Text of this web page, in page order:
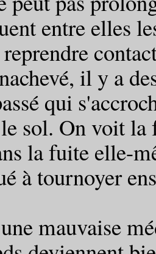
entre elles
il y a
qui
sol. On voit la
la fuite elle-
à tournoyer
mauvaise